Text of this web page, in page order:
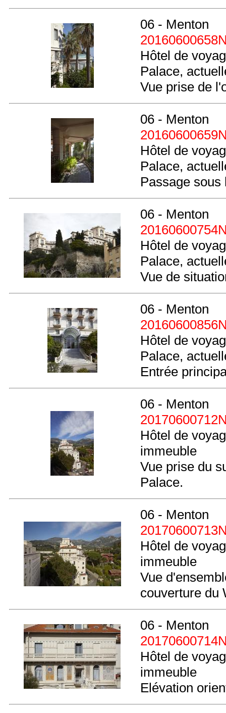
06 - Menton
Hôtel de
Palace,
Vue prise de
06 - Menton
Hôtel de
Palace,
Passage
06 - Menton
Hôtel de
Palace,
Vue de
06 - Menton
Hôtel de
Palace,
Entrée
06 - Menton
Hôtel de
immeuble
Vue prise du
Palace.
06 - Menton
Hôtel de
immeuble
Vue
couverture du
06 - Menton
Hôtel de
immeuble
Elévation